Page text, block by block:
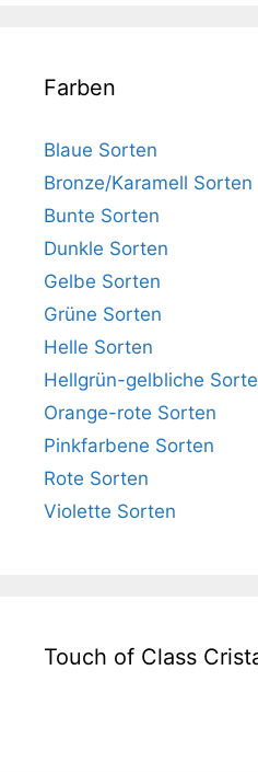
Farben
Blaue Sorten
Bronze/Karamell Sorten
Bunte Sorten
Dunkle Sorten
Gelbe Sorten
Grüne Sorten
Helle Sorten
Hellgrün-gelbliche
Orange-rote Sorten
Pinkfarbene Sorten
Rote Sorten
Violette Sorten
Touch of Class